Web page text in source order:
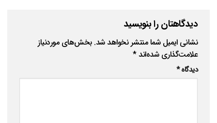
دیدگاهتان را بنویسید
نشانی ایمیل شما منتشر نخواهد شد. بخش‌های موردنیاز
علامت‌گذاری شده‌اند*
دیدگاه*